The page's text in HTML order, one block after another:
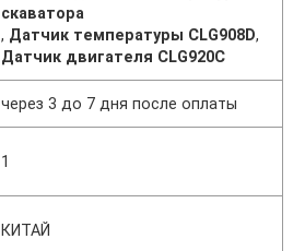
скаватора
, Датчик температуры CLG908D,
Датчик двигателя CLG920C
через 3 до 7 дня после оплаты
1
КИТАЙ